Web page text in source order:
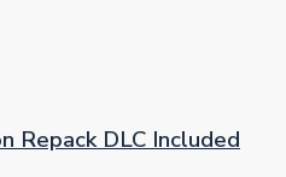
Repack DLC Included